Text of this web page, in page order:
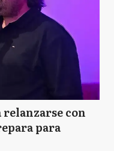
relanzarse con
para